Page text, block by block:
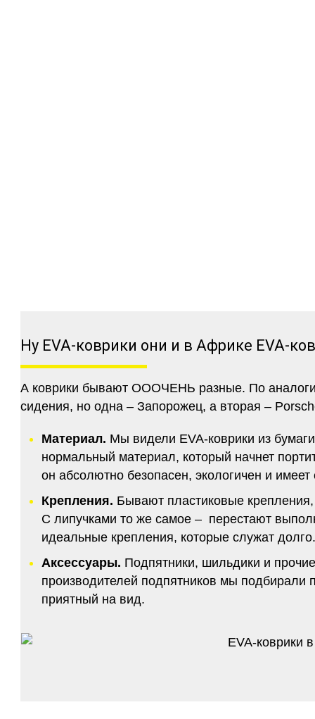
Ну EVA-коврики они и в Африке EVA-
А коврики бывают ОООЧЕНЬ разные. По
сидения, но одна – Запорожец, а вторая –
Материал. Мы видели EVA-коврики из
нормальный материал, который начнет
он абсолютно безопасен, экологичен и
Крепления. Бывают пластиковые
С липучками то же самое – перестают
идеальные крепления, которые служат
Аксессуары. Подпятники, шильдики и
производителей подпятников мы подбирали
приятный на вид.